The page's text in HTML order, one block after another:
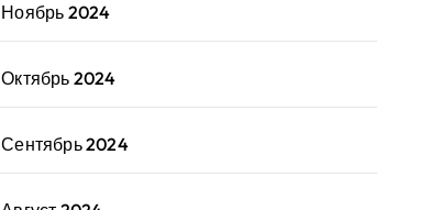
Ноябрь 2024
Октябрь 2024
Сентябрь 2024